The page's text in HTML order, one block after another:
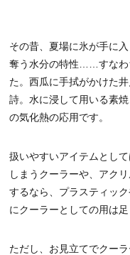
その昔、夏場に氷が手に
奪う水分の特性……すなわ
た。西瓜に手拭がかけた
詩。水に浸して用いる素
の気化熱の応用です。
扱いやすいアイテムとし
しまうクーラーや、アク
するなら、プラスティッ
にクーラーとしての用は足
ただし、お見立てでクー